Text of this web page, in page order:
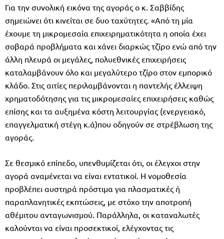
Για την συνολική εικόνα της αγοράς ο κ. Σαββίδης
σημειώνει ότι κινείται σε δυο ταχύτητες. «Από τη μία
έχουμε τη μικρομεσαία επιχειρηματικότητα η οποία έχει
σοβαρά προβλήματα και χάνει διαρκώς τζίρο ενώ από την
άλλη πλευρά οι μεγάλες, πολυεθνικές επιχειρήσεις
καταλαμβάνουν όλο και μεγαλύτερο τζίρο στον εμπορικό
κλάδο. Στις αιτίες περιλαμβάνονται η παντελής έλλειψη
χρηματοδότησης για τις μικρομεσαίες επιχειρήσεις καθώς
επίσης και τα αυξημένα κόστη λειτουργίας (ενεργειακό,
επαγγελματική στέγη κ.ά)που οδηγούν σε στρέβλωση της
αγοράς.
Σε θεσμικό επίπεδο, υπενθυμίζεται ότι, οι έλεγχοι στην
αγορά αναμένεται να είναι εντατικοί. Η νομοθεσία
προβλέπει αυστηρά πρόστιμα για πλασματικές ή
παραπλανητικές εκπτώσεις, με στόχο την αποτροπή
αθέμιτου ανταγωνισμού. Παράλληλα, οι καταναλωτές
καλούνται να είναι προσεκτικοί, ελέγχοντας τις